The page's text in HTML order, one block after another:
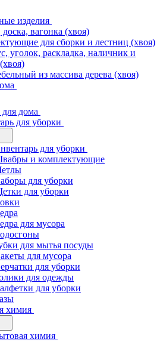
изделия
вагонка (хвоя)
для сборки и лестниц (хвоя)
уголок, раскладка, наличник и
из массива дерева (хвоя)
дома
для уборки
для уборки
и комплектующие
для уборки
для уборки
для мусора
для мытья посуды
для мусора
для уборки
для одежды
для уборки
химия
химия